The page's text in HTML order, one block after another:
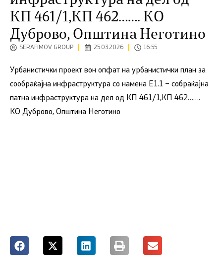
КП 461/1,КП 462……. КО
Дуброво, Општина Неготино
SERAFIMOV GROUP 25.03.2026 16:55
Урбанистички проект вон опфат на урбанистички план за
сообраќајна инфраструктура со намена Е1.1 – собраќајна
патна инфраструктура на дел од КП 461/1,КП 462…….
КО Дуброво, Општина Неготино